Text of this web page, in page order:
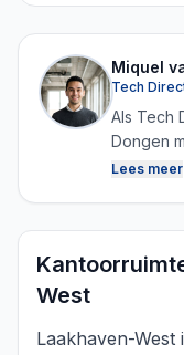
Miquel
Tech
Als Tech
Dongen
continu
Lees meer
West
Laakhaven-West